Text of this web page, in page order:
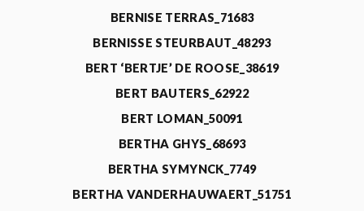
BERNISE TERRAS_71683
BERNISSE STEURBAUT_48293
BERT ‘BERTJE’ DE ROOSE_38619
BERT BAUTERS_62922
BERT LOMAN_50091
BERTHA GHYS_68693
BERTHA SYMYNCK_7749
BERTHA VANDERHAUWAERT_51751